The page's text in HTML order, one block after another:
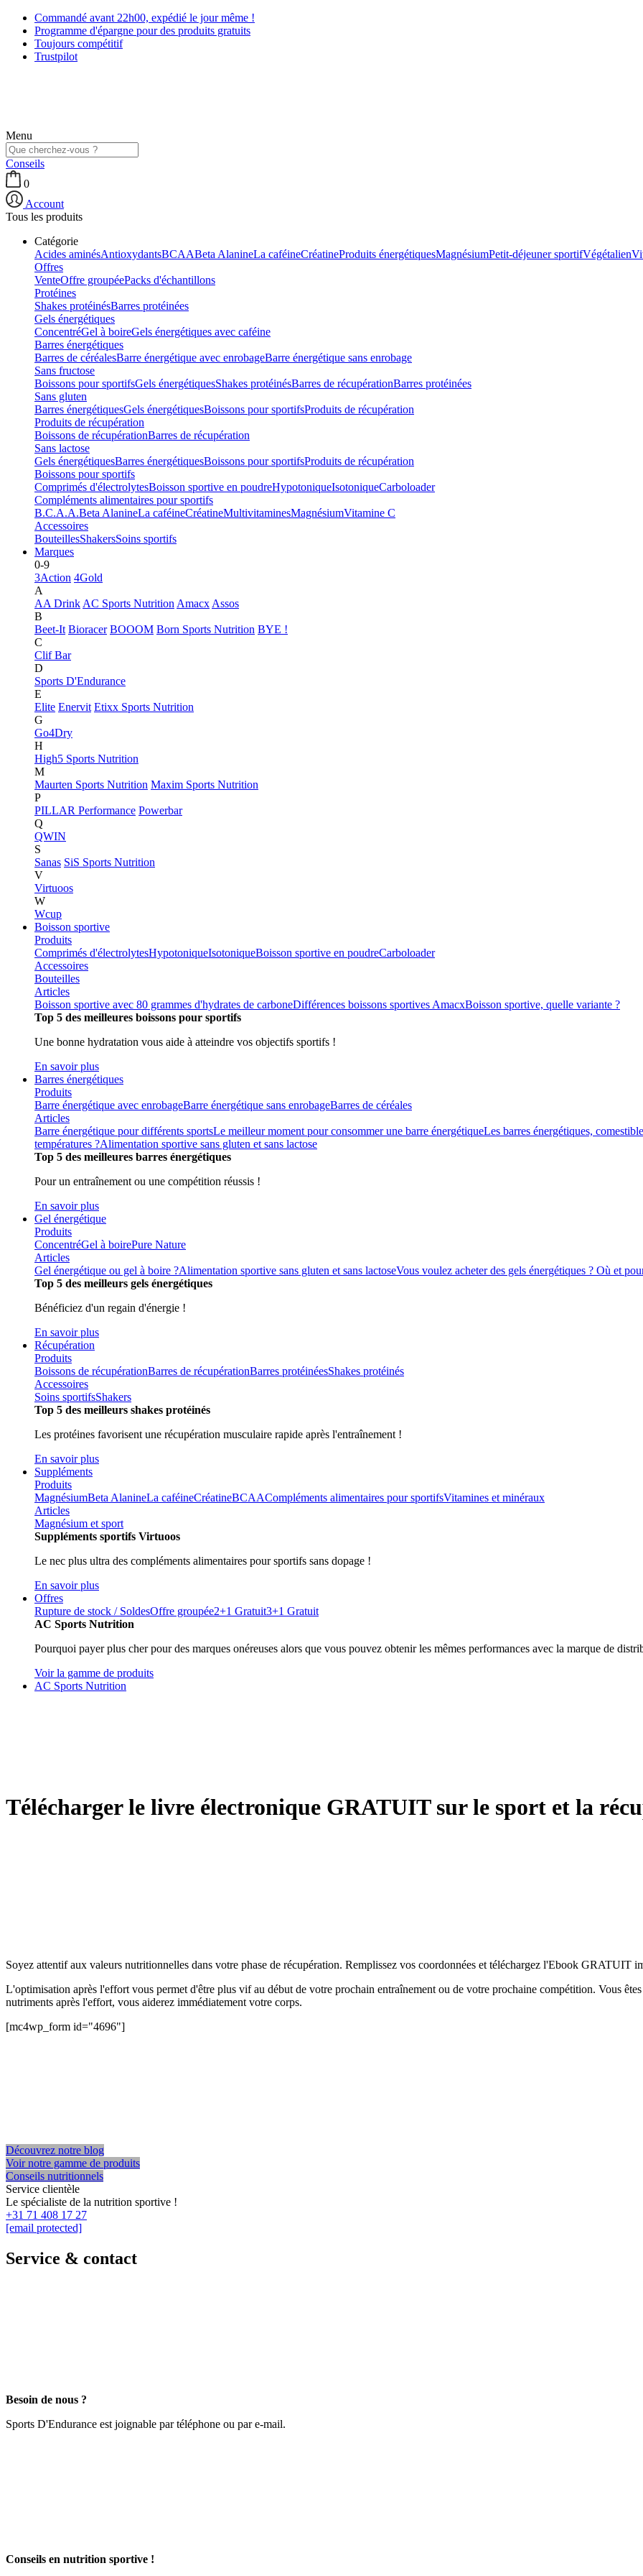
Commandé avant 22h00, expédié le jour même !
Programme d'épargne pour des produits gratuits
Toujours compétitif
Trustpilot
Menu
Conseils
0
Account
Tous les produits
Catégorie
Acides aminésAntioxydantsBCAABeta AlanineLa caféineCréatineProduits énergétiquesMagnésiumPetit-déjeuner sportifVégétalien
Offres
VenteOffre groupéePacks d'échantillons
Protéines
Shakes protéinésBarres protéinées
Gels énergétiques
ConcentréGel à boireGels énergétiques avec caféine
Barres énergétiques
Barres de céréalesBarre énergétique avec enrobageBarre énergétique sans enrobage
Sans fructose
Boissons pour sportifsGels énergétiquesShakes protéinésBarres de récupérationBarres protéinées
Sans gluten
Barres énergétiquesGels énergétiquesBoissons pour sportifsProduits de récupération
Produits de récupération
Boissons de récupérationBarres de récupération
Sans lactose
Gels énergétiquesBarres énergétiquesBoissons pour sportifsProduits de récupération
Boissons pour sportifs
Comprimés d'électrolytesBoisson sportive en poudreHypotoniqueIsotoniqueCarboloader
Compléments alimentaires pour sportifs
B.C.A.A.Beta AlanineLa caféineCréatineMultivitaminesMagnésiumVitamine C
Accessoires
BouteillesShakersSoins sportifs
Marques
0-9
3Action 4Gold
A
AA Drink AC Sports Nutrition Amacx Assos
B
Beet-It Bioracer BOOOM Born Sports Nutrition BYE !
C
Clif Bar
D
Sports D'Endurance
E
Elite Enervit Etixx Sports Nutrition
G
Go4Dry
H
High5 Sports Nutrition
M
Maurten Sports Nutrition Maxim Sports Nutrition
P
PILLAR Performance Powerbar
Q
QWIN
S
Sanas SiS Sports Nutrition
V
Virtuoos
W
Wcup
Boisson sportive
Produits
Comprimés d'électrolytesHypotoniqueIsotoniqueBoisson sportive en poudreCarboloader
Accessoires
Bouteilles
Articles
Boisson sportive avec 80 grammes d'hydrates de carboneDifférences boissons sportives AmacxBoisson sportive, quelle variante ?
Top 5 des meilleures boissons pour sportifs
Une bonne hydratation vous aide à atteindre vos objectifs sportifs !
En savoir plus
Barres énergétiques
Produits
Barre énergétique avec enrobageBarre énergétique sans enrobageBarres de céréales
Articles
Barre énergétique pour différents sportsLe meilleur moment pour consommer une barre énergétiqueLes barres énergétiques,
températures ?Alimentation sportive sans gluten et sans lactose
Top 5 des meilleures barres énergétiques
Pour un entraînement ou une compétition réussis !
En savoir plus
Gel énergétique
Produits
ConcentréGel à boirePure Nature
Articles
Gel énergétique ou gel à boire ?Alimentation sportive sans gluten et sans lactoseVous voulez acheter des gels énergétiques ? Où et
Top 5 des meilleurs gels énergétiques
Bénéficiez d'un regain d'énergie !
En savoir plus
Récupération
Produits
Boissons de récupérationBarres de récupérationBarres protéinéesShakes protéinés
Accessoires
Soins sportifsShakers
Top 5 des meilleurs shakes protéinés
Les protéines favorisent une récupération musculaire rapide après l'entraînement !
En savoir plus
Suppléments
Produits
MagnésiumBeta AlanineLa caféineCréatineBCAACompléments alimentaires pour sportifsVitamines et minéraux
Articles
Magnésium et sport
Suppléments sportifs Virtuoos
Le nec plus ultra des compléments alimentaires pour sportifs sans dopage !
En savoir plus
Offres
Rupture de stock / SoldesOffre groupée2+1 Gratuit3+1 Gratuit
AC Sports Nutrition
Pourquoi payer plus cher pour des marques onéreuses alors que vous pouvez obtenir les mêmes performances avec la marque de
Voir la gamme de produits
AC Sports Nutrition
Télécharger le livre électronique GRATUIT sur le sport et la
Soyez attentif aux valeurs nutritionnelles dans votre phase de récupération. Remplissez vos coordonnées et téléchargez l'Ebook GRATUIT
L'optimisation après l'effort vous permet d'être plus vif au début de votre prochain entraînement ou de votre prochaine compétition. Vous
nutriments après l'effort, vous aiderez immédiatement votre corps.
[mc4wp_form id="4696"]
Découvrez notre blog
Voir notre gamme de produits
Conseils nutritionnels
Service clientèle
Le spécialiste de la nutrition sportive !
+31 71 408 17 27
[email protected]
Service & contact
Besoin de nous ?
Sports D'Endurance est joignable par téléphone ou par e-mail.
Conseils en nutrition sportive !